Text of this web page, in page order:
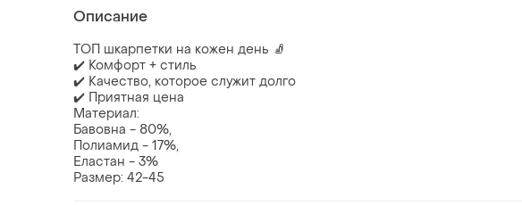
Описание
ТОП шкарпетки на кожен день 🧦
✔️ Комфорт + стиль
✔️ Качество, которое служит долго
✔️ Приятная цена
Материал:
Бавовна - 80%,
Полиамид - 17%,
Еластан - 3%
Размер: 42-45